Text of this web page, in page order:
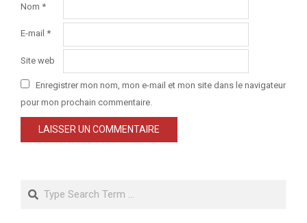
Nom *
E-mail *
Site web
Enregistrer mon nom, mon e-mail et mon site dans le navigateur
pour mon prochain commentaire.
Search